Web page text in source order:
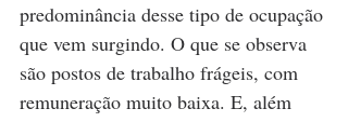
predominância desse tipo de ocupação
que vem surgindo. O que se observa
são postos de trabalho frágeis, com
remuneração muito baixa. E, além